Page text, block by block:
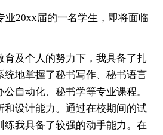
20xx届的一名学生，即将面临
及个人的努力下，我具备了扎
统地掌握了秘书写作、秘书语言
自动化、秘书学等专业课程。
和设计能力。通过在校期间的试
练我具备了较强的动手能力。在